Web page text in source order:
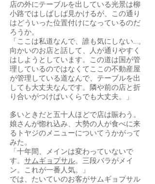
店の外にテーブルを出している光景は柳
小路ではしばしば見かけるが、この通り
はどういった位置付けになっているのだ
ろうか。
「ここは私道なんで、誰も気にしない…。
向かいのお店と話して、人が通りやすく
はしようとしています。この道は国が管
理しているのではなくてここの不動産屋
が管理している道なんで、テーブルを出
しても大丈夫なんです。隣や前の店と折
り合いがつけばいくらでも大丈夫。」
多いときだと五十人ほどで店は賑わう。
娘さんが惚れ込み、大勢の人が食べに来
るトヤジのメニューについてうかがって
みた。
「十年間、メインは変わっていないで
す。 サムギョプサル。三段バラがメイ
ン。これが一番人気。」
では、たいていのお客がサムギョプサル